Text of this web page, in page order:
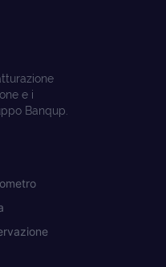
e i
Banqup.